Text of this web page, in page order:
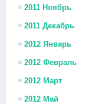
2011 Ноябрь
2011 Декабрь
2012 Январь
2012 Февраль
2012 Март
2012 Май